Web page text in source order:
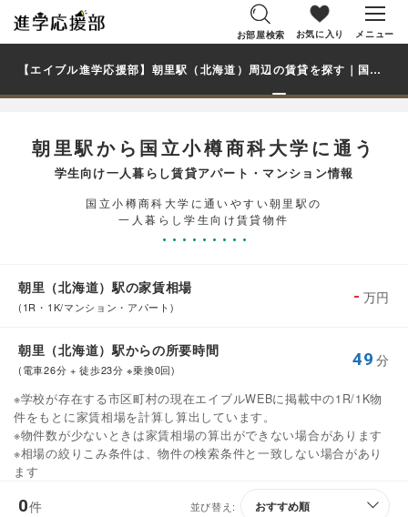
お部屋検索 お気に入り メニュー
【エイブル進学応援部】朝里駅（北海道）周辺の賃貸を探す｜国立小樽商科大学学生・大学生の一人暮らし向け賃貸マンション・アパート
朝里駅から国立小樽商科大学に通う
学生向け一人暮らし賃貸アパート・マンション情報
国立小樽商科大学に通いやすい朝里駅の
一人暮らし学生向け賃貸物件
朝里（北海道）駅の家賃相場
(1R・1K/マンション・アパート)
- 万円
朝里（北海道）駅からの所要時間
(電車26分 + 徒歩23分 ※乗換0回)
49 分
※学校が存在する市区町村の現在エイブルWEBに掲載中の1R/1K物
件をもとに家賃相場を計算し算出しています。
※物件数が少ないときは家賃相場の算出ができない場合があります
※相場の絞りこみ条件は、物件の検索条件と一致しない場合があり
ます
0件 並び替え: